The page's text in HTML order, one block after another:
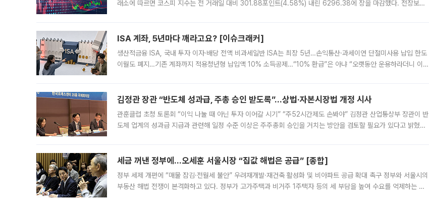
래소에 따르면 코스피 지수는 전 거래일 대비 301.88포인트(4.58%) 내린 6296.38에 장을 마감했다. 전장보다
ISA 계좌, 5년마다 깨라고요? [이슈크래커]
생산적금융 ISA, 국내 투자 이자·배당 전액 비과세일반 ISA는 최장 5년…손익통산·과세이연 단절미사용 납입 한도
이월도 폐지…기존 계좌까지 적용청년형 납입액 10% 소득공제…“10% 환급”은 아냐 “오랫동안 운용하라더니 이제
김정관 장관 “반도체 성과급, 주총 승인 받도록”…상법·자본시장법 개정 시사
관훈클럽 초청 토론회 “이익 나눌 때 아닌 투자 이어갈 시기” “주52시간제도 손봐야” 김정관 산업통상부 장관이 반
도체 업계의 성과급 지급과 관련해 일정 수준 이상은 주주총회 승인을 거치는 방안을 검토할 필요가 있다고 밝혔다.
세금 꺼낸 정부에…오세훈 서울시장 “집값 해법은 공급” [종합]
정부 세제 개편에 “매물 잠김·전월세 불안” 우려재개발·재건축 활성화 및 비아파트 공급 확대 촉구 정부와 서울시의
부동산 해법 전쟁이 본격화하고 있다. 정부가 고가주택과 비거주 1주택자 등의 세 부담을 높여 수요를 억제하는 카